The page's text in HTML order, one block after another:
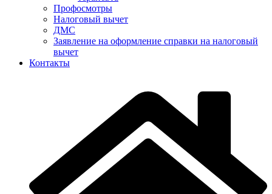
Профосмотры
Налоговый вычет
ДМС
Заявление на оформление справки на налоговый
вычет
Контакты